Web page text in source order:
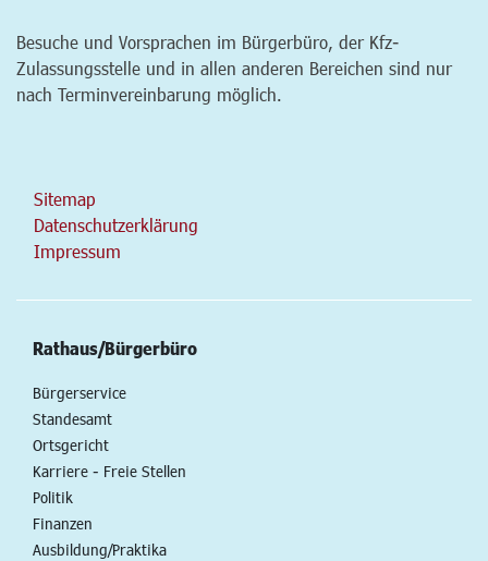
Besuche und Vorsprachen im Bürgerbüro, der Kfz-
Zulassungsstelle und in allen anderen Bereichen sind nur
nach Terminvereinbarung möglich.
Sitemap
Datenschutzerklärung
Impressum
Rathaus/Bürgerbüro
Bürgerservice
Standesamt
Ortsgericht
Karriere - Freie Stellen
Politik
Finanzen
Ausbildung/Praktika